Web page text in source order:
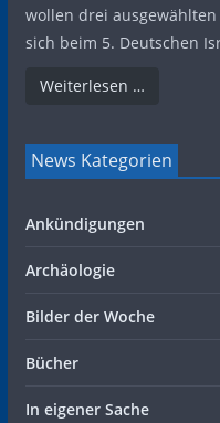
wollen drei
sich beim 5. Deutschen
Weiterlesen …
News Kategorien
Ankündigungen
Archäologie
Bilder der Woche
Bücher
In eigener Sache